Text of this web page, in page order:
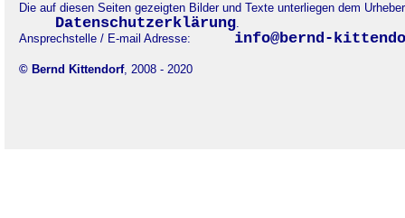
Die auf diesen Seiten gezeigten Bilder und Texte unterliegen dem
Datenschutzerklärung.
Ansprechstelle / E-mail Adresse:
info@bernd-
© Bernd Kittendorf, 2008 - 2020